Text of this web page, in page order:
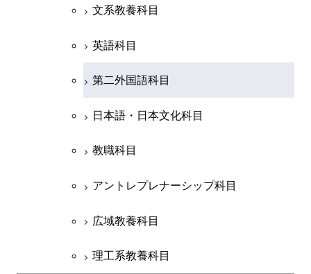
初年次専門科目
創造プロセス科目
共通専門科目
文系教養科目
英語科目
第二外国語科目
日本語・日本文化科目
教職科目
アントレプレナーシップ科目
広域教養科目
理工系教養科目